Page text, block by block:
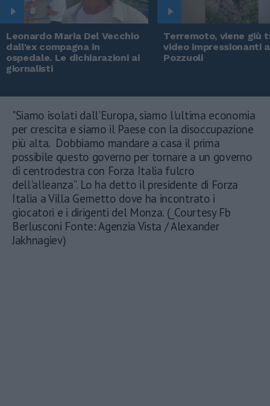
Leonardo Maria Del Vecchio
dall'ex compagna in
ospedale. Le dichiarazioni ai
giornalisti
Terremoto, viene giù
video impressionanti a
Pozzuoli
"Siamo isolati dall'Europa, siamo l'ultima economia
per crescita e siamo il Paese con la disoccupazione
più alta. Dobbiamo mandare a casa il prima
possibile questo governo per tornare a un governo
di centrodestra con Forza Italia fulcro
dell'alleanza”. Lo ha detto il presidente di Forza
Italia a Villa Gernetto dove ha incontrato i
giocatori e i dirigenti del Monza. (_Courtesy Fb
Berlusconi Fonte: Agenzia Vista / Alexander
Jakhnagiev)